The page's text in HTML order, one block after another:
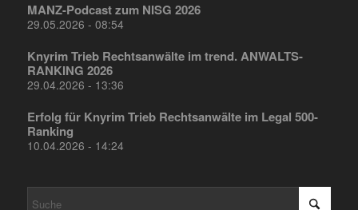
MANZ-Podcast zum NISG 2026
29.05.2026 - 08:54
Knyrim Trieb Rechtsanwälte im trend. ANWALTS-
RANKING 2026
29.04.2026 - 13:36
Erfolg für Knyrim Trieb Rechtsanwälte im Legal 500-
Ranking
10.04.2026 - 14:24